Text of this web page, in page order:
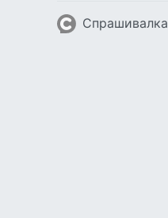
Спрашивалка